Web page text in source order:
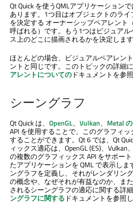
Qt Quickを使うQMLアプリケーション
あります。1つ目はオブジェクトのラ
を決定する オーナーシップペアレント
呼ばれる）です。もう1つはビジュア
ス上のどこに描画されるかを決定します
ほとんどの場合、ビジュアルペアレン
ントと同じです。このトピックの詳細に
アレントについての ドキュメントを参
シーングラフ
Qt Quickは、 OpenGL、 Vulkan、 Metal の
API を使用することで、このグラフィ
することができます。Qt 6 では、 Qt
ィックス適応は、OpenGL (ES)、
の複数のグラフィックス API をサポート
たアプリケーションを QML で表示しま
ングラフを定義し、それがレンダリン
の概念や、なぜそれが有益なのか、また
されるシーングラフの適応に関する詳
ングラフに関する ドキュメントを参照